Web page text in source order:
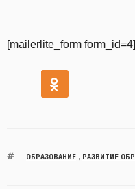
[mailerlite_form form_id=4]
ОБРАЗОВАНИЕ, РАЗВИТИЕ